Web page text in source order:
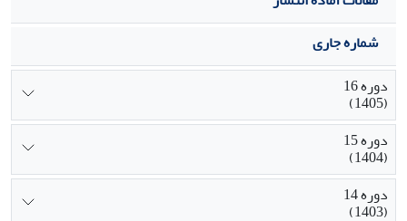
شماره جاری
دوره 16
(1405)
دوره 15
(1404)
دوره 14
(1403)